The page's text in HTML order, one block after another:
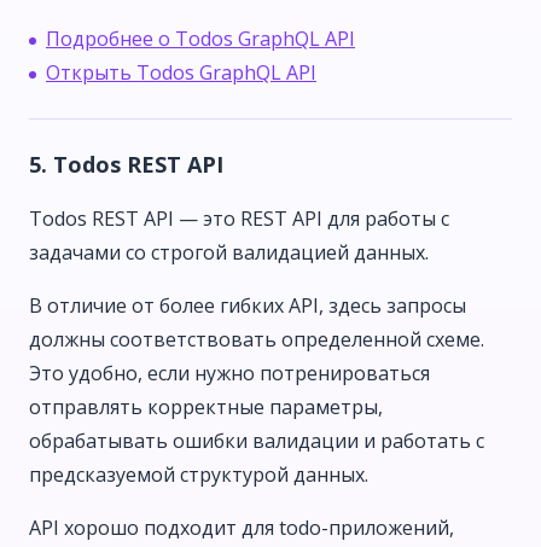
Подробнее о Todos GraphQL API
Открыть Todos GraphQL API
5. Todos REST API
Todos REST API — это REST API для работы с
задачами со строгой валидацией данных.
В отличие от более гибких API, здесь запросы
должны соответствовать определенной схеме.
Это удобно, если нужно потренироваться
отправлять корректные параметры,
обрабатывать ошибки валидации и работать с
предсказуемой структурой данных.
API хорошо подходит для todo-приложений,